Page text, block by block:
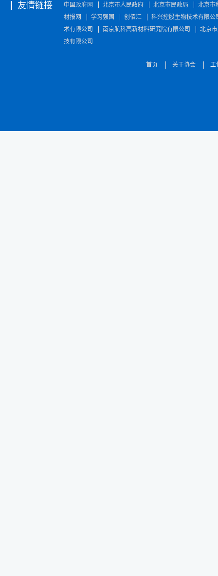
友情链接 中国政府网 北京市人民政府 北京市民政局
北京市
材报网
学习强国 创佰汇
科兴控股生物技术有限公
术有限公司
南京航科高新材料研究院有限公司
北京
技有限公司
首页 关于协会 工